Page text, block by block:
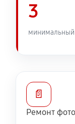
Замена диска
Юстировка
3
минимальный
📄
Ремонт